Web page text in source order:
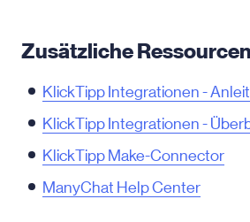
Zusätzliche Ressourcen
KlickTipp Integrationen -
KlickTipp Integrationen -
KlickTipp Make-Connector
ManyChat Help Center